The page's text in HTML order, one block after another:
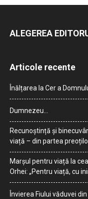
ALEGEREA
Articole recente
Înălțarea la Cer a
Dumnezeu…
Recunoștință și
viață – din partea
Marșul pentru viață la
Orhei: „Pentru viață, cu
Învierea Fiului văduvei din